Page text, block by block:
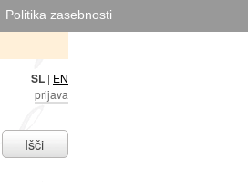
Politika zasebnosti
SL | EN
prijava
Išči